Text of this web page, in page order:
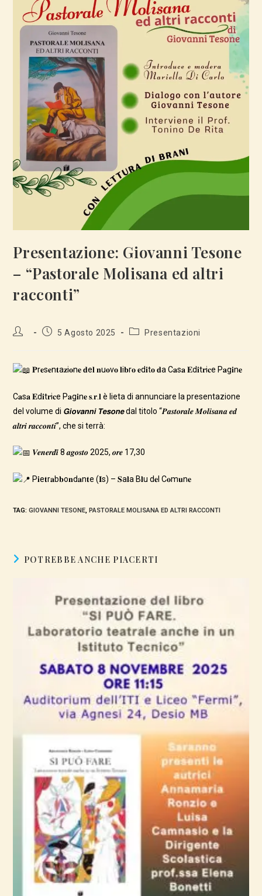
Presentazione: Giovanni Tesone
– “Pastorale Molisana ed altri
racconti”
Autore
Articolo5 Agosto 2025
Categoria
Presentazioni
𝐏r𝐞s𝐞n𝐭a𝐳i𝐨n𝐞 𝐝e𝐥 𝐧u𝐨v𝐨 𝐥i𝐛r𝐨 𝐞d𝐢t𝐨 𝐝a C𝐚s𝐚 𝐄d𝐢t𝐫i𝐜e P𝐚g𝐢n𝐞
C𝐚s𝐚 𝐄d𝐢t𝐫i𝐜e P𝐚g𝐢n𝐞 𝐬.𝐫.𝐥 è lieta di annunciare la presentazione
del volume di 𝙂𝙞𝙤𝙫𝙖𝙣𝙣𝙞 𝙏𝙚𝙨𝙤𝙣𝙚 dal titolo “𝑷𝒂𝒔𝒕𝒐𝒓𝒂𝒍𝒆 𝑴𝒐𝒍𝒊𝒔𝒂𝒏𝒂 𝒆𝒅
𝒂𝒍𝒕𝒓𝒊 𝒓𝒂𝒄𝒄𝒐𝒏𝒕𝒊”, che si terrà:
𝑽𝒆𝒏𝒆𝒓𝒅𝒊̀ 8 𝒂𝒈𝒐𝒔𝒕𝒐 2025, 𝒐𝒓𝒆 17,30
P𝐢e𝐭r𝐚b𝐛o𝐧d𝐚n𝐭e (𝐈s) – 𝐒a𝐥a B𝐥u d𝐞l C𝐨m𝐮n𝐞
TAG:GIOVANNI TESONE, PASTORALE MOLISANA ED ALTRI RACCONTI
POTREBBE ANCHE PIACERTI